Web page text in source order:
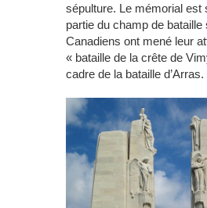
sépulture. Le mémorial est
partie du champ de bataille
Canadiens ont mené leur
« bataille de la crête de
cadre de la bataille d’Arras.